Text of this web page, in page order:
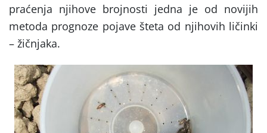
praćenja njihove brojnosti jedna je od novijih
metoda prognoze pojave šteta od njihovih ličinki
– žičnjaka.